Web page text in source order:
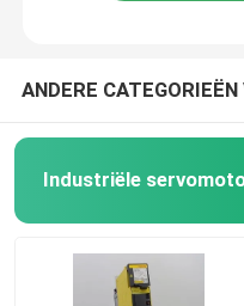
ANDERE CATEGORIEËN
Industriële